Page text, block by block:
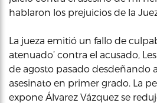
hablaron los prejuicios de la
La jueza emitió un fallo de
atenuado’ contra el acusado,
de agosto pasado desdeñando
asesinato en primer grado. La
expone Álvarez Vázquez se